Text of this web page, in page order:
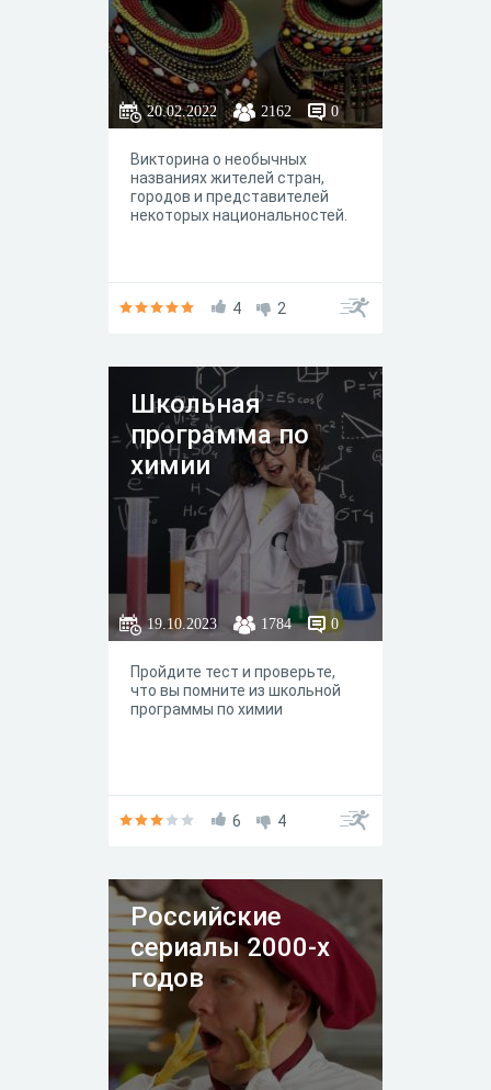
20.02.2022 2162 0
Викторина о необычных
названиях жителей стран,
городов и представителей
некоторых национальностей.
4 2
Школьная
программа по
химии
19.10.2023 1784 0
Пройдите тест и проверьте,
что вы помните из школьной
программы по химии
6 4
Российские
сериалы 2000-х
годов